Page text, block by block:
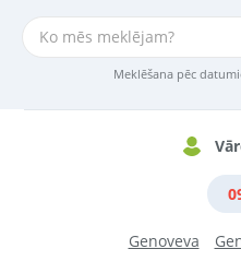
Meklēšana pēc
Genoveva